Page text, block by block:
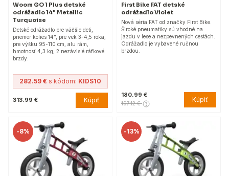
Woom GO 1 Plus detské
odrážadlo 14" Metallic
Turquoise
Detské odrážadlo pre väčšie deti,
priemer kolies 14", pre vek 3-4,5 roka,
pre výšku 95-110 cm, alu rám,
hmotnosť 4,3 kg, 2 nezávislé ráfkové
brzdy.
282.59 € s kódom: KIDS10
313.99 € Kúpiť
First Bike FAT detské
odrážadlo Violet
Nová séria FAT od značky First Bike.
Široké pneumatiky sú vhodné na
jazdu v lese a nezpevnených cestách.
Odrážadlo je vybavené ručnou
brzdou.
180.99 €
197.12 € Kúpiť
-8% -13%